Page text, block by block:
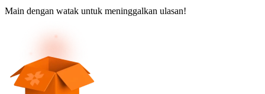
Main dengan watak untuk meninggalkan ulasan!